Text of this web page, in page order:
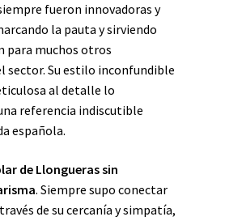
fueron innovadoras y
la pauta y sirviendo
para muchos otros
sector. Su estilo inconfundible
al detalle lo
referencia indiscutible
española.
de Llongueras sin
. Siempre supo conectar
de su cercanía y simpatía,